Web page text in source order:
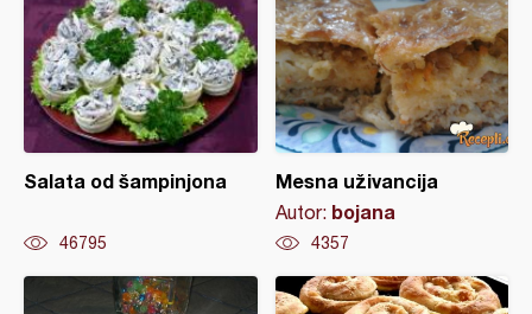
Salata od šampinjona
46795
Mesna uživancija
Autor: bojana
4357